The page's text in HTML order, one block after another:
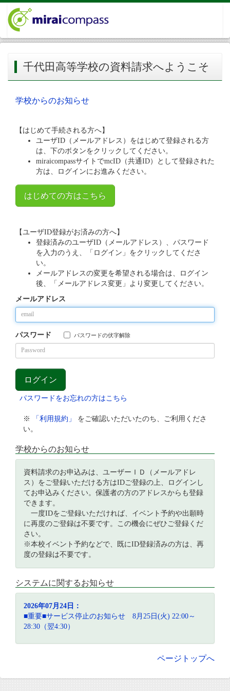
千代田高等学校の資料請求へようこそ
学校からのお知らせ
【はじめて手続される方へ】
ユーザID（メールアドレス）をはじめて登録される方
は、下のボタンをクリックしてください。
miraicompassサイトでmcID（共通ID）として登録された
方は、ログインにお進みください。
はじめての方はこちら
【ユーザID登録がお済みの方へ】
登録済みのユーザID（メールアドレス）、パスワード
を入力のうえ、「ログイン」をクリックしてくださ
い。
メールアドレスの変更を希望される場合は、ログイン
後、「メールアドレス変更」より変更してください。
メールアドレス
パスワード パスワードの伏字解除
パスワードをお忘れの方はこちら
※ 「利用規約」
をご確認いただいたのち、ご利用くださ
い。
学校からのお知らせ
資料請求のお申込みは、ユーザーＩＤ（メールアドレ
ス）をご登録いただける方はIDご登録の上、ログインし
てお申込みください。保護者の方のアドレスからも登録
できます。
一度IDをご登録いただければ、イベント予約や出願時
に再度のご登録は不要です。この機会にぜひご登録くだ
さい。
※本校イベント予約などで、既にID登録済みの方は、再
度の登録は不要です。
システムに関するお知らせ
2026年07月24日：
■重要■サービス停止のお知らせ 8月25日(火) 22:00～
28:30（翌4:30）
ページトップへ